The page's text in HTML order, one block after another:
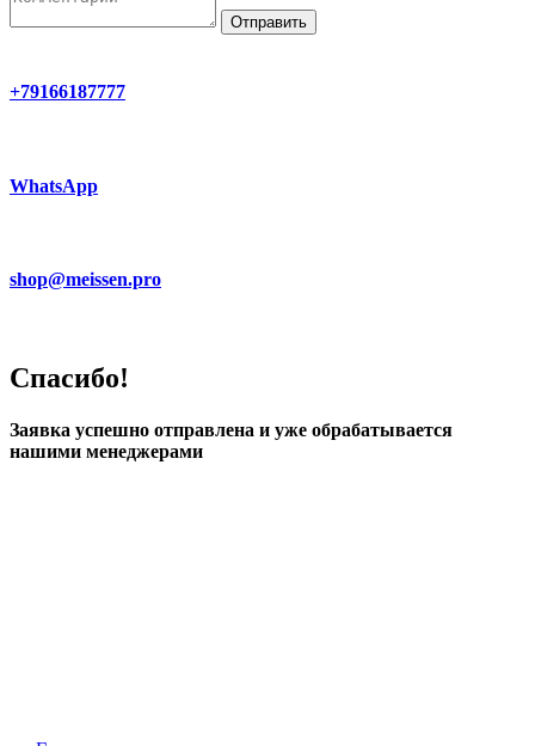
Отправить
+79166187777
WhatsApp
shop@meissen.pro
Спасибо!
Заявка успешно отправлена и уже обрабатывается
нашими менеджерами